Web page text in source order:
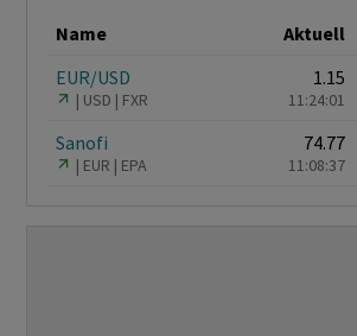
Name Aktuell
EUR/USD
USD FXR
1.15
11:24:01
Sanofi
EUR EPA
74.77
11:08:37